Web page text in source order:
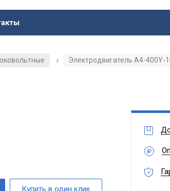
/ Электродвигатель А4-400Y-